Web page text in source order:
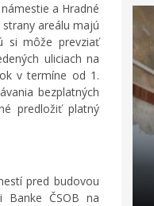
a Hradné
areálu majú
si môže prevziať
uliciach na
v termíne od 1.
bezplatných
predložiť platný
pred budovou
ČSOB na